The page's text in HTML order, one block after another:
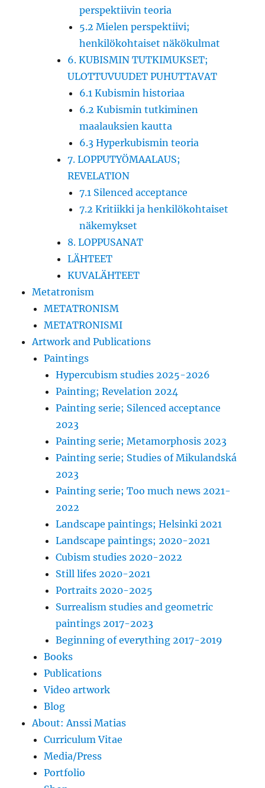
perspektiivin teoria
5.2 Mielen perspektiivi;
henkilökohtaiset näkökulmat
6. KUBISMIN TUTKIMUKSET;
ULOTTUVUUDET PUHUTTAVAT
6.1 Kubismin historiaa
6.2 Kubismin tutkiminen
maalauksien kautta
6.3 Hyperkubismin teoria
7. LOPPUTYÖMAALAUS;
REVELATION
7.1 Silenced acceptance
7.2 Kritiikki ja henkilökohtaiset
näkemykset
8. LOPPUSANAT
LÄHTEET
KUVALÄHTEET
Metatronism
METATRONISM
METATRONISMI
Artwork and Publications
Paintings
Hypercubism studies 2025-2026
Painting; Revelation 2024
Painting serie; Silenced acceptance
2023
Painting serie; Metamorphosis 2023
Painting serie; Studies of Mikulandská
2023
Painting serie; Too much news 2021-
2022
Landscape paintings; Helsinki 2021
Landscape paintings; 2020-2021
Cubism studies 2020-2022
Still lifes 2020-2021
Portraits 2020-2025
Surrealism studies and geometric
paintings 2017-2023
Beginning of everything 2017-2019
Books
Publications
Video artwork
Blog
About: Anssi Matias
Curriculum Vitae
Media/Press
Portfolio